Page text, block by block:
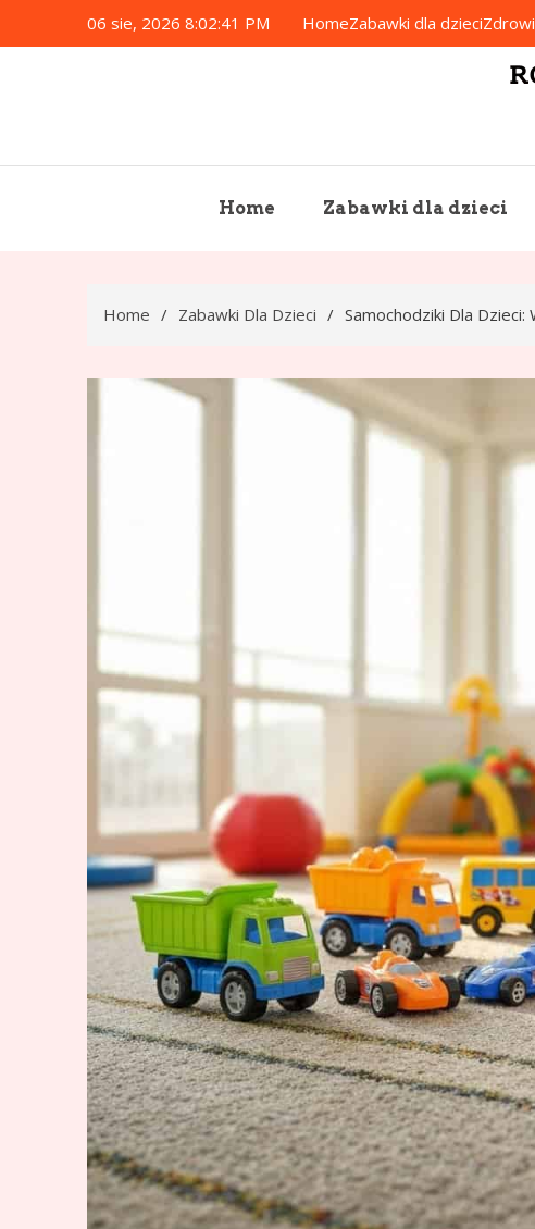
to
06 sie, 2026 8:02:42 PM HomeZabawki dla dzieci
Home Zabawki dla dzieci
Home Zabawki Dla Dzieci Samochodziki Dla